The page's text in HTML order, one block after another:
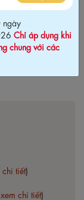
06/08/2026
mua tại website
trình khuyến
tiết)
chi tiết)
ngày
Chỉ áp dụng khi
chung với các